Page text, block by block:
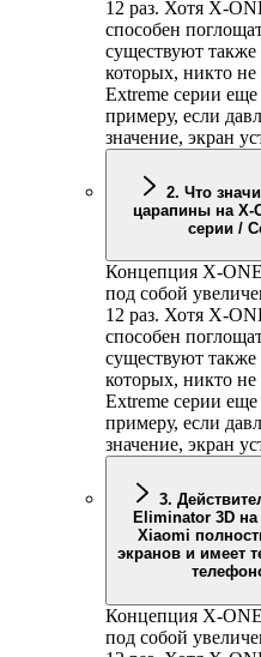
12 раз. Хотя X-
способен
существуют
которых, никто не
Extreme серии
примеру, если
значение, экран
2. Что
царапины на X-
Концепция X-ONE
под собой
12 раз. Хотя X-
способен
существуют
которых, никто не
Extreme серии
примеру, если
значение, экран
3.
Eliminator 3D на
Xiaomi
экранов и имеет
Концепция X-ONE
под собой